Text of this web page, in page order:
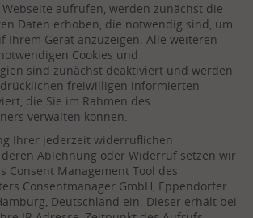
aufrufen, werden zunächst die
Daten erhoben, die notwendig sind, um
Ihrem Gerät anzuzeigen. Alle weiteren
Cookies und
sind zunächst deaktiviert und werden
freiwilligen informierten
die Sie im Rahmen des
verwalten können.
Ihrer jederzeit widerruflichen
Ablehnung oder Widerruf setzen wir
Consent Management Tool des
Consentmanager GmbH, Eppendorfer
Deutschland ein. Dieser erhält bei